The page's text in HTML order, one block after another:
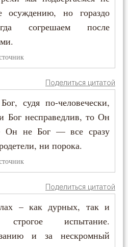
но гораздо
согрешаем после
Поделиться цитатой
судя по-человечески,
Бог несправедлив, то Он
Он не Бог — все сразу
ни порока.
Поделиться цитатой
– как дурных, так и
испытание.
и за нескромный